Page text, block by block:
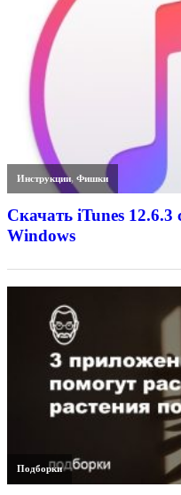
Инструкции,Фишки
Скачать iTunes
Windows
Подборки